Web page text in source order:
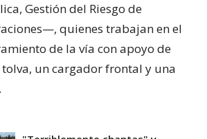
Gestión del Riesgo de
quienes trabajan en el
de la vía con apoyo de
un cargador frontal y una